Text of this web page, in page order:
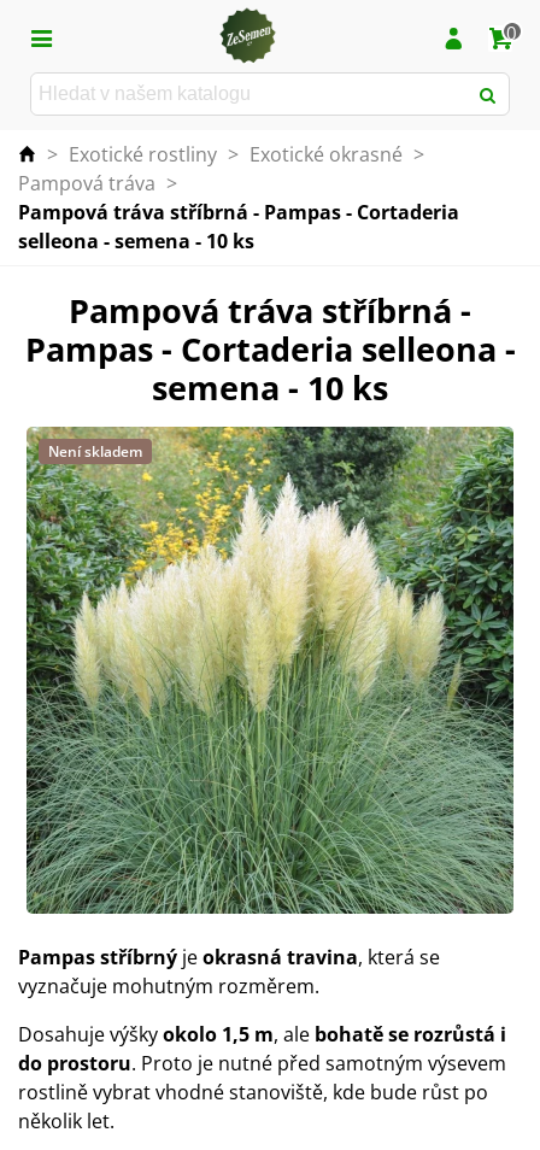
0
> Exotické rostliny > Exotické okrasné >
Pampová tráva >
Pampová tráva stříbrná - Pampas - Cortaderia
selleona - semena - 10 ks
Pampová tráva stříbrná -
Pampas - Cortaderia selleona -
semena - 10 ks
Není skladem
Pampas stříbrný jeokrasná travina, která se
vyznačuje mohutným rozměrem.
Dosahuje výškyokolo 1,5 m, ale bohatě se rozrůstá i
do prostoru. Proto je nutné před samotným výsevem
rostlině vybrat vhodné stanoviště, kde bude růst po
několik let.